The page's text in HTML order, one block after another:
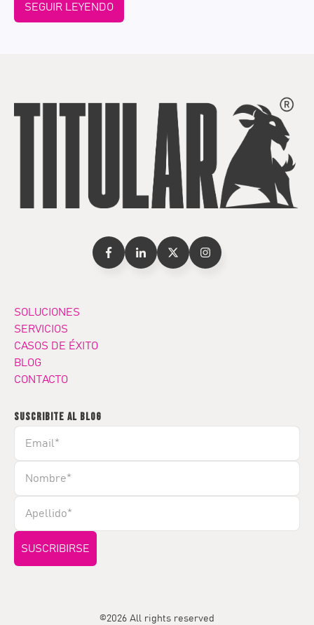
SEGUIR LEYENDO
SOLUCIONES
SERVICIOS
CASOS DE ÉXITO
BLOG
CONTACTO
SUSCRIBITE AL BLOG
©2026 All rights reserved